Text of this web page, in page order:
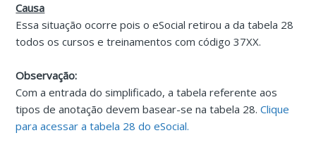
Causa
Essa situação ocorre pois o eSocial retirou a da tabela 28
todos os cursos e treinamentos com código 37XX.
Observação:
Com a entrada do simplificado, a tabela referente aos
tipos de anotação devem basear-se na tabela 28.Clique
para acessar a tabela 28 do eSocial.